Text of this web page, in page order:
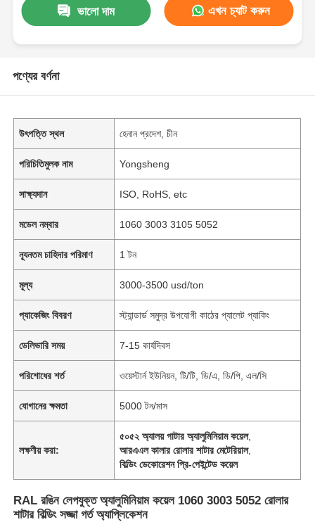
ভালো দাম এখন চ্যাট করুন
পণ্যের বর্ণনা
উৎপত্তি স্থল হেনান প্রদেশ, চীন
পরিচিতিমুলক নাম Yongsheng
সাক্ষ্যদান ISO, RoHS, etc
মডেল নম্বার 1060 3003 3105 5052
ন্যূনতম চাহিদার পরিমাণ 1 টন
মূল্য 3000-3500 usd/ton
প্যাকেজিং বিবরণ স্ট্যান্ডার্ড সমুদ্র উপযোগী কাঠের প্যালেট প্যাকিং
ডেলিভারি সময় 7-15 কার্যদিবস
পরিশোধের শর্ত ওয়েস্টার্ন ইউনিয়ন, টি/টি, ডি/এ, ডি/পি, এল/সি
যোগানের ক্ষমতা 5000 টন/মাস
লক্ষণীয় করা:
৫০৫২ অ্যালয় গাটার অ্যালুমিনিয়াম কয়েল,
আরএএল কালার রোলার শাটার মেটেরিয়াল,
বিল্ডিং ডেকোরেশন প্রি-পেইন্টেড কয়েল
RAL রঙিন লেপযুক্ত অ্যালুমিনিয়াম কয়েল 1060 3003 5052 রোলার
শাটার বিল্ডিং সজ্জা গর্ত অ্যাপ্লিকেশন